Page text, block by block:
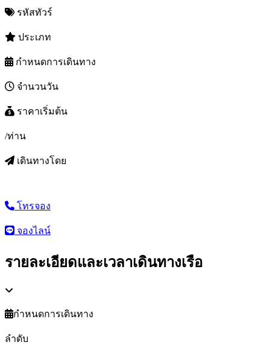
รหัสทัวร์
ประเภท
กำหนดการเดินทาง
จำนวนวัน
ราคาเริ่มต้น
/ท่าน
เดินทางโดย
โทรจอง
จองไลน์
รายละเอียดและเวลาเดินทางเรือ
กำหนดการเดินทาง
ลำดับ